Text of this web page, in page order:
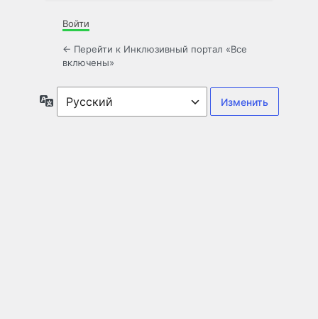
Войти
← Перейти к Инклюзивный портал «Все
включены»
Язык